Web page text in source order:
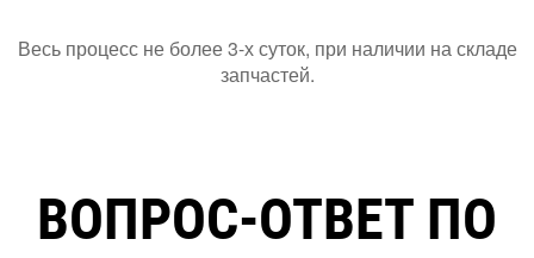
Весь процесс не более 3-х суток, при наличии на складе
запчастей.
ВОПРОС-ОТВЕТ ПО